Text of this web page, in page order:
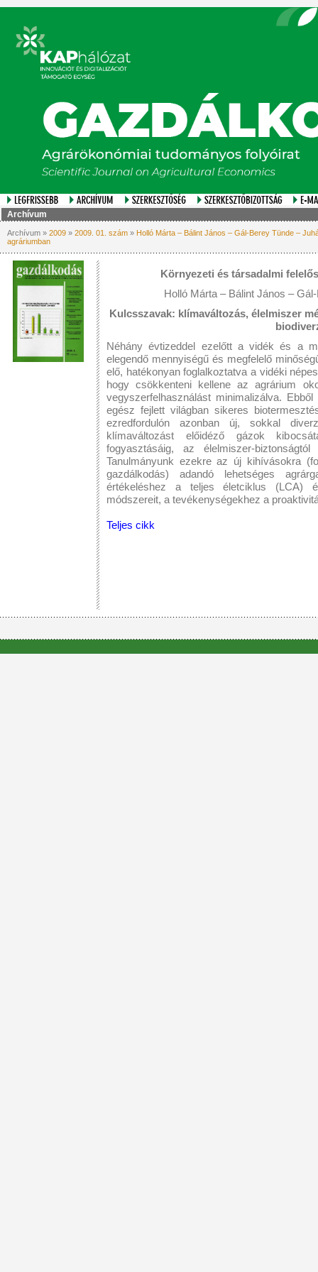
Archívum
Archívum » 2009 » 2009. 01. szám » Holló Márta – Bálint János – Gál-Berey Tünde –
agráriumban
Környezeti és társadalmi
Holló Márta – Bálint János –
Kulcsszavak: klímaváltozás, élelmiszer
Néhány évtizeddel ezelőtt a vidék és a
elegendő mennyiségű és megfelelő
elő, hatékonyan foglalkoztatva a vidéki
hogy csökkenteni kellene az agrárium
vegyszerfelhasználást minimalizálva.
egész fejlett világban sikeres
ezredfordulón azonban új, sokkal
klímaváltozást előidéző gázok
fogyasztásáig, az élelmiszer-
Tanulmányunk ezekre az új kihívásokra
gazdálkodás) adandó lehetséges
értékeléshez a teljes életciklus (LCA)
módszereit, a tevékenységekhez a
Teljes cikk